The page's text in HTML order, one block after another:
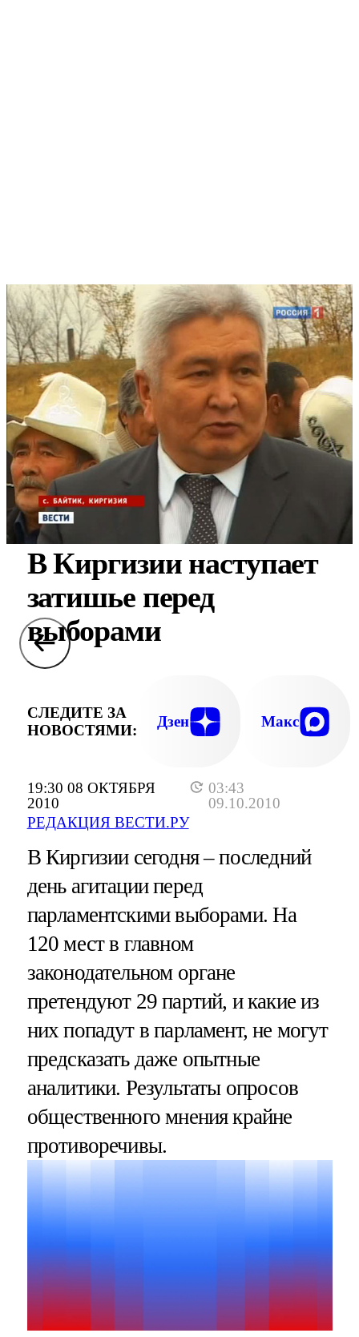
19:30 08 ОКТЯБРЯ
2010
03:43
09.10.2010
РЕДАКЦИЯ ВЕСТИ.РУ
В Киргизии наступает
затишье перед
выборами
СЛЕДИТЕ ЗА
НОВОСТЯМИ:
Дзен Макс
В Киргизии сегодня – последний
день агитации перед
парламентскими выборами. На
120 мест в главном
законодательном органе
претендуют 29 партий, и какие из
них попадут в парламент, не могут
предсказать даже опытные
аналитики. Результаты опросов
общественного мнения крайне
противоречивы.